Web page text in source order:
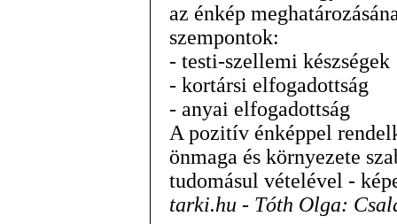
az énkép
szempontok:
- testi-szellemi készségek
- kortársi elfogadottság
- anyai elfogadottság
A pozitív énképpel
önmaga és környezete
tudomásul vételével -
tarki.hu - Tóth Olga: